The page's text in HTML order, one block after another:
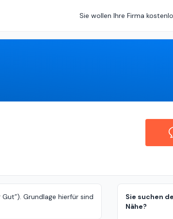
Sie wollen Ihre Firma
Grundlage hierfür sind
Sie suchen
Nähe?